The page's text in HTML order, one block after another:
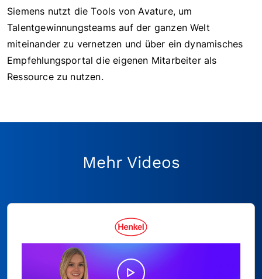
Siemens nutzt die Tools von Avature, um
Talentgewinnungsteams auf der ganzen Welt
miteinander zu vernetzen und über ein dynamisches
Empfehlungsportal die eigenen Mitarbeiter als
Ressource zu nutzen.
Mehr Videos